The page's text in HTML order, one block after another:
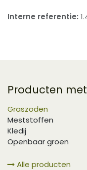
Interne referentie:
Producten
Graszoden
Meststoffen
Kledij
Openbaar groen
Alle producten